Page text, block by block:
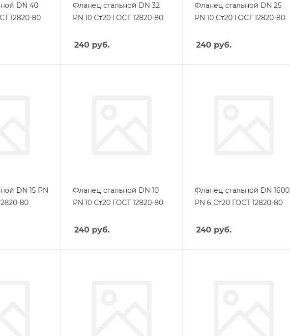
DN 40
12820-80
Фланец стальной DN 32
PN 10 Ст20 ГОСТ 12820-80
240руб.
Фланец стальной DN 25
PN 10 Ст20 ГОСТ 12820-80
240 руб.
DN 15 PN
80
Фланец стальной DN 10
PN 10 Ст20 ГОСТ 12820-80
240руб.
Фланец стальной DN 1600
PN 6 Ст20 ГОСТ 12820-80
240 руб.